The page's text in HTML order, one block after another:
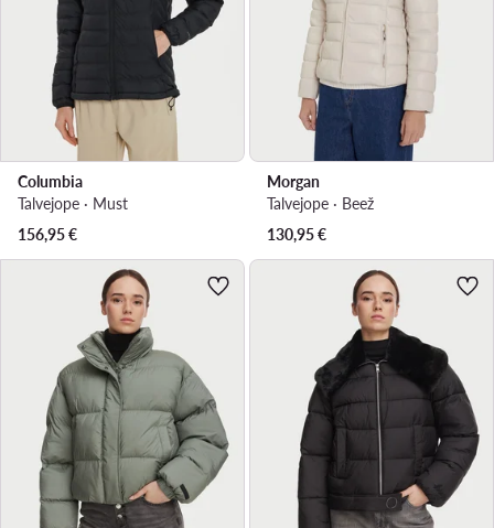
Columbia
Talvejope · Must
156,95€
Morgan
Talvejope · Beež
130,95€